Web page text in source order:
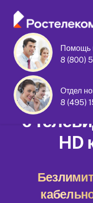
Помощь
8 (800)
Отдел
8 (495)
Врачебный
с
HD